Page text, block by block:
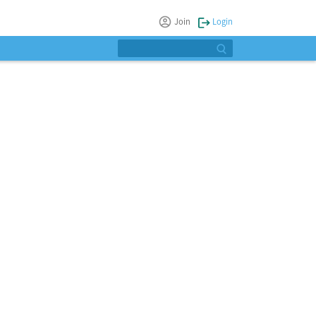
Join Login